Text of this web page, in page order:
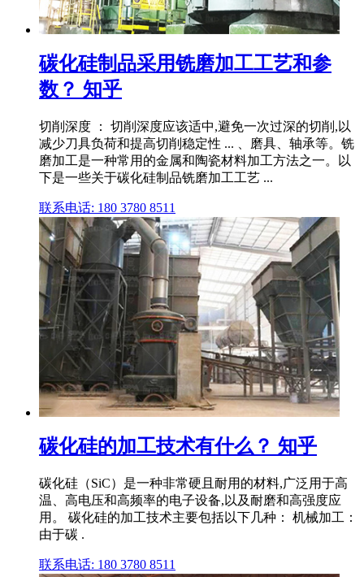
碳化硅制品采用铣磨加工工艺和参
数？ 知乎
切削深度 ： 切削深度应该适中,避免一次过深的切削,以
减少刀具负荷和提高切削稳定性 ... 、磨具、轴承等。铣
磨加工是一种常用的金属和陶瓷材料加工方法之一。以
下是一些关于碳化硅制品铣磨加工工艺 ...
联系电话: 180 3780 8511
碳化硅的加工技术有什么？ 知乎
碳化硅（SiC）是一种非常硬且耐用的材料,广泛用于高
温、高电压和高频率的电子设备,以及耐磨和高强度应
用。 碳化硅的加工技术主要包括以下几种： 机械加工：
由于碳 .
联系电话: 180 3780 8511